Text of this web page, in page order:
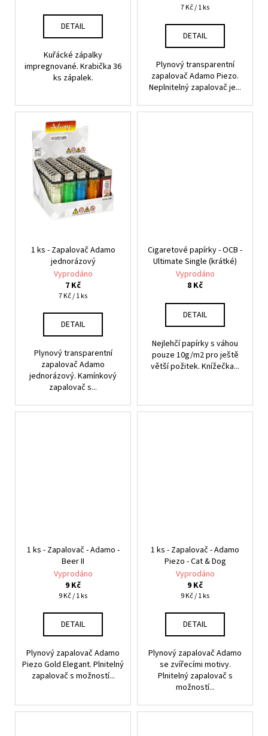
DETAIL
Kuřácké zápalky
impregnované. Krabička 36
ks zápalek.
Měrná
7 Kč / 1 ks
DETAIL
Plynový transparentní
zapalovač Adamo Piezo.
Neplnitelný zapalovač je...
1 ks - Zapalovač Adamo
jednorázový
Vyprodáno
7 Kč
Měrná
7 Kč / 1 ks
DETAIL
Plynový transparentní
zapalovač Adamo
jednorázový. Kamínkový
zapalovač s...
Cigaretové papírky - OCB -
Ultimate Single (krátké)
Vyprodáno
8 Kč
DETAIL
Nejlehčí papírky s váhou
pouze 10g/m2 pro ještě
větší požitek. Knížečka...
1 ks - Zapalovač - Adamo -
Beer II
Vyprodáno
9 Kč
Měrná
9 Kč / 1 ks
DETAIL
Plynový zapalovač Adamo
Piezo Gold Elegant. Plnitelný
zapalovač s možností...
1 ks - Zapalovač - Adamo
Piezo - Cat & Dog
Vyprodáno
9 Kč
Měrná
9 Kč / 1 ks
DETAIL
Plynový zapalovač Adamo
se zvířecími motivy.
Plnitelný zapalovač s
možností...